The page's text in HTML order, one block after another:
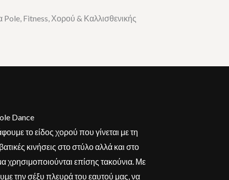
Pole, Fitness, Χορού & Καλλισθενικής
Dance
το είδος χορού που γίνεται με τη
κινήσεις στο στύλο αλλά και στο
χρησιμοποιούνται επίσης τακούνια. Με
την σέξυ πλευρά του εαυτού μας, να